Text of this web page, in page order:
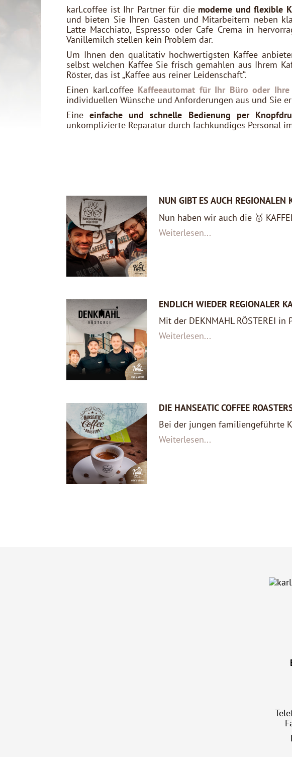
karl.coffee ist Ihr Partner für die moderne und flexible
und bieten Sie Ihren Gästen und Mitarbeitern neben
Latte Macchiato, Espresso oder Cafe Crema in
Vanillemilch stellen kein Problem dar.
Um Ihnen den qualitätiv hochwertigsten Kaffee
selbst welchen Kaffee Sie frisch gemahlen aus Ihrem
Röster, das ist „Kaffee aus reiner Leidenschaft“.
Einen karl.coffee Kaffeeautomat für Ihr Büro oder
individuellen Wünsche und Anforderungen aus und Sie
Eineeinfache und schnelle Bedienung per
unkomplizierte Reparatur durch fachkundiges Personal
NUN GIBT ES AUCH REGIONALEN
Nun haben wir auch die 🥇
Weiterlesen...
ENDLICH WIEDER REGIONALER
Mit der DEKNMAHL RÖSTEREI
Weiterlesen...
DIE HANSEATIC COFFEE
Bei der jungen familiengeführte
Weiterlesen...